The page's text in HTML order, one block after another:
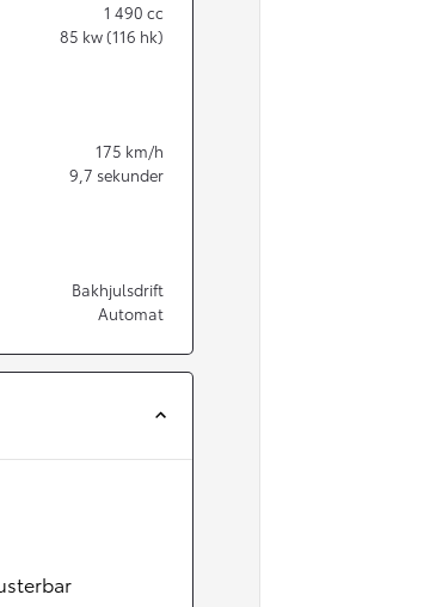
Nya GR GT
1 490 cc
85 kw (116 hk)
175 km/h
9,7 sekunder
Bakhjulsdrift
Automat